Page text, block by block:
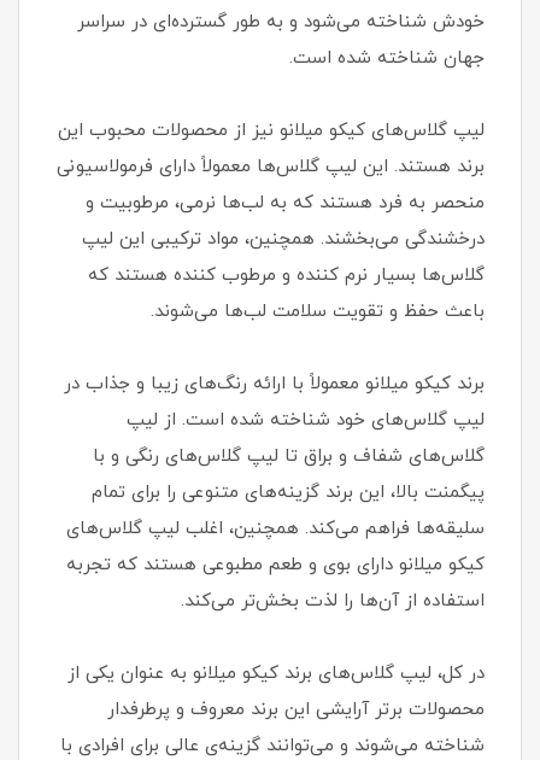
خودش شناخته می‌شود و به طور گسترده‌ای در سراسر
جهان شناخته شده است.
لیپ گلاس‌های کیکو میلانو نیز از محصولات محبوب این
برند هستند. این لیپ گلاس‌ها معمولاً دارای فرمولاسیونی
منحصر به فرد هستند که به لب‌ها نرمی، مرطوبیت و
درخشندگی می‌بخشند. همچنین، مواد ترکیبی این لیپ
گلاس‌ها بسیار نرم کننده و مرطوب کننده هستند که
باعث حفظ و تقویت سلامت لب‌ها می‌شوند.
برند کیکو میلانو معمولاً با ارائه رنگ‌های زیبا و جذاب در
لیپ گلاس‌های خود شناخته شده است. از لیپ
گلاس‌های شفاف و براق تا لیپ گلاس‌های رنگی و با
پیگمنت بالا، این برند گزینه‌های متنوعی را برای تمام
سلیقه‌ها فراهم می‌کند. همچنین، اغلب لیپ گلاس‌های
کیکو میلانو دارای بوی و طعم مطبوعی هستند که تجربه
استفاده از آن‌ها را لذت بخش‌تر می‌کند.
در کل، لیپ گلاس‌های برند کیکو میلانو به عنوان یکی از
محصولات برتر آرایشی این برند معروف و پرطرفدار
شناخته می‌شوند و می‌توانند گزینه‌ی عالی برای افرادی با